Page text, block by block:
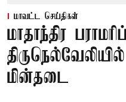
மாவட்ட செய்திகள்
மாதாந்திர
மின்தடை